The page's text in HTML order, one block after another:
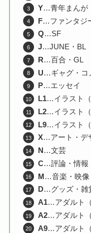
Y…青年まんが
F…ファンタジ
Q…SF
J…JUNE・BL
R…百合・GL
U…ギャグ・コ
P…エッセイ
L1…イラスト（
L2…イラスト（
L9…イラスト（
X…アート・デ
N…文芸
C…評論・情報
M…音楽・映像
D…グッズ・雑
A1…アダルト
A2…アダルト
A9…アダルト